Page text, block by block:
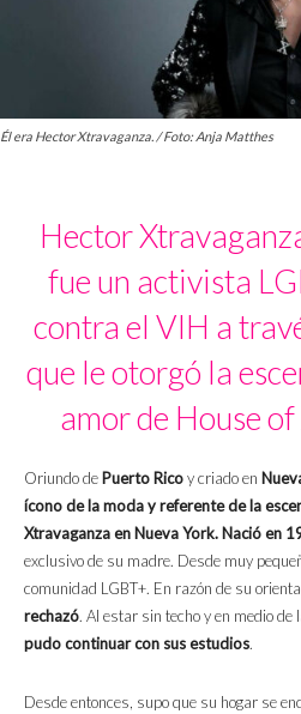
Él era Hector Xtravaganza. / Foto: Anja Matthes
Hector
fue un activista
contra el VIH a
que le otorgó la
amor de House
Oriundo de Puerto Ricoy criado en
ícono de la moda y referente de la
Xtravaganza en Nueva York. Nació en
exclusivo de su madre. Desde muy
comunidad LGBT+. En razón de su
rechazó. Al estar sin techo y en medio
pudo continuar con sus estudios.
Desde entonces, supo que su hogar se